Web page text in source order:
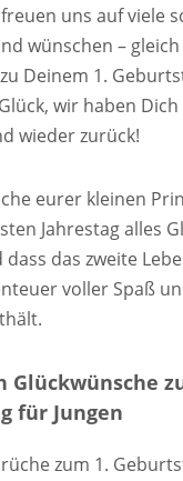
uns auf viele
wünschen –
Deinem 1.
wir haben
wieder zurück!
eurer kleinen
Jahrestag alles
dass das zweite
voller Spaß
Glückwünsche
für Jungen
zum 1.